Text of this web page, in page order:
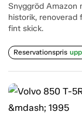
Snyggröd Amazon
historik, renoverad
fint skick.
Reservationspris